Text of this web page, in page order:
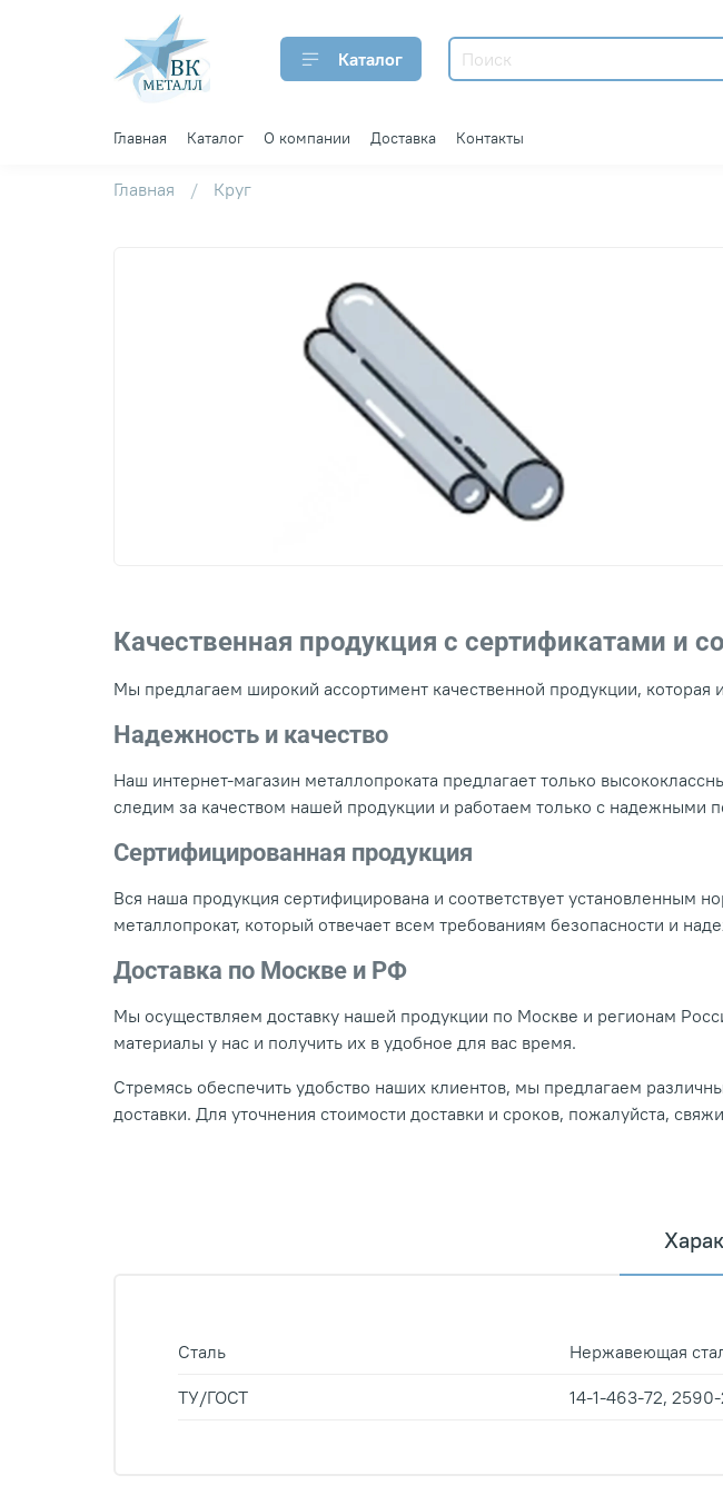
Каталог
Главная Каталог О компании Доставка Контакты
Главная Круг
Качественная продукция с сертификатами и
Мы предлагаем широкий ассортимент качественной продукции,
Надежность и качество
Наш интернет-магазин металлопроката предлагает только
следим за качеством нашей продукции и работаем только с
Сертифицированная продукция
Вся наша продукция сертифицирована и соответствует установленным
металлопрокат, который отвечает всем требованиям безопасности и
Доставка по Москве и РФ
Мы осуществляем доставку нашей продукции по Москве и регионам
материалы у нас и получить их в удобное для вас время.
Стремясь обеспечить удобство наших клиентов, мы предлагаем
доставки. Для уточнения стоимости доставки и сроков, пожалуйста,
Сталь Нержавеющая
ТУ/ГОСТ 14-1-463-72,